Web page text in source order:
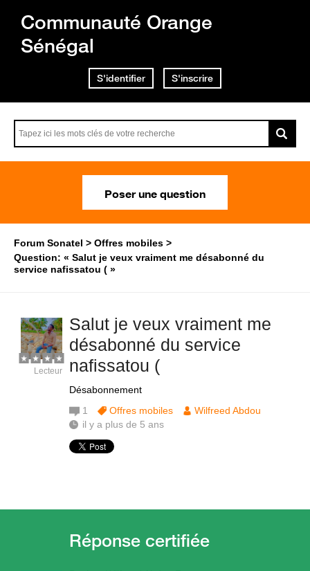
Communauté Orange
Sénégal
S'identifier S'inscrire
Poser une question
Forum Sonatel
Offres mobiles
Question: « Salut je veux vraiment me désabonné du
service nafissatou ( »
Salut je veux vraiment me
désabonné du service
nafissatou (
Désabonnement
Lecteur
1 Offres mobiles
Wilfreed Abdou
il y a plus de 5 ans